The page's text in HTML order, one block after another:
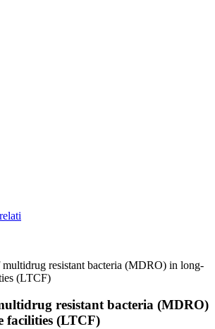
multidrug resistant bacteria (MDRO) in long-
(LTCF)
resistant bacteria (MDRO)
facilities (LTCF)